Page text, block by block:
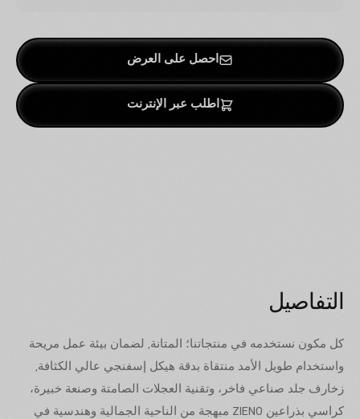
احصل على العرض
اطلب عبر الإنترنت
التفاصيل
كل مكون نستخدمه في منتجاتنا؛ المتانة, لضمان بيئة عمل مريحة
واستخدام طويل الأمد منتقاة بدقة هيكل إسفنجي عالي الكثافة,
زخارف جلد صناعي فاخر، وتقنية العجلات الصامتة وصنعة خبيرة،
كراسي بذراعين ZIENO مبهجة من الناحية الجمالية وهندسية في